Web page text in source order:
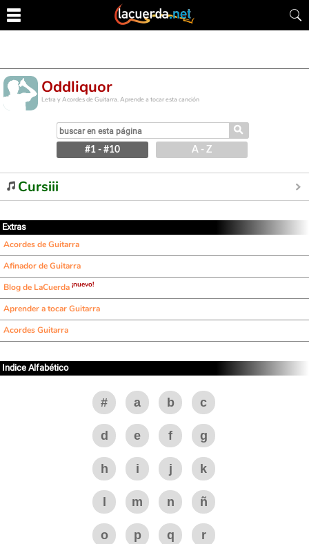
Oddliquor
Letra y Acordes de Guitarra. Aprende a tocar esta canción
⚲
#1 - #10 A - Z
Cursiii
Extras
Acordes de Guitarra
Afinador de Guitarra
Blog de LaCuerda ¡nuevo!
Aprender a tocar Guitarra
Acordes Guitarra
Indice Alfabético
# a b c
d e f g
h i j k
m n ñ
o p q r